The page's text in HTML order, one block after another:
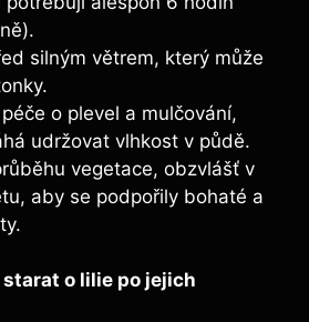
silným větrem, který může
o plevel a mulčování,
udržovat vlhkost v půdě.
vegetace, obzvlášť v
aby se podpořily bohaté a
o lilie po jejich